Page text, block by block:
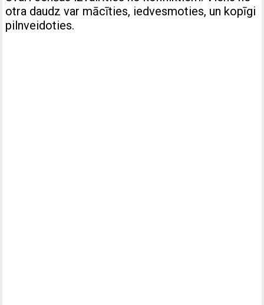
otra daudz var mācīties, iedvesmoties, un kopīgi
pilnveidoties.